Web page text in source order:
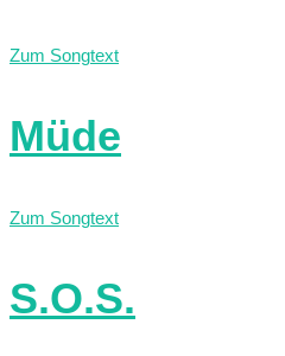
Zum Songtext
Müde
Zum Songtext
S.O.S.